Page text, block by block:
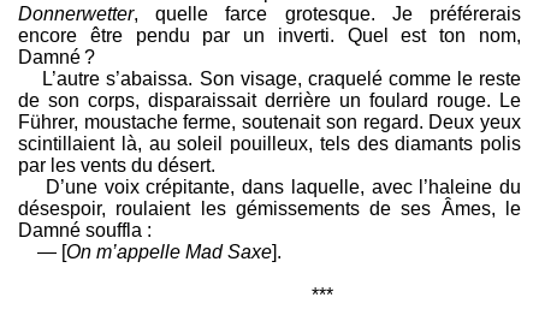
Donnerwetter, quelle farce grotesque. Je préférerais
encore être pendu par un inverti. Quel est ton nom,
Damné ?
L’autre s’abaissa. Son visage, craquelé comme le reste
de son corps, disparaissait derrière un foulard rouge. Le
Führer, moustache ferme, soutenait son regard. Deux yeux
scintillaient là, au soleil pouilleux, tels des diamants polis
par les vents du désert.
D’une voix crépitante, dans laquelle, avec l’haleine du
désespoir, roulaient les gémissements de ses Âmes, le
Damné souffla :
— [On m’appelle Mad Saxe].
***